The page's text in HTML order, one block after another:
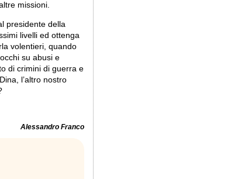
missioni.
presidente della
livelli ed ottenga
volentieri, quando
su abusi e
di crimini di guerra e
l’altro nostro
Alessandro Franco